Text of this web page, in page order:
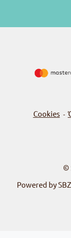
Cookies -
©
Powered by